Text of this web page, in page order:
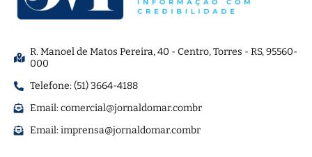
R. Manoel de Matos Pereira, 40 - Centro, Torres - RS, 95560-
000
Telefone: (51) 3664-4188
Email:comercial@jornaldomar.combr
Email:imprensa@jornaldomar.combr